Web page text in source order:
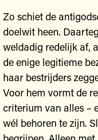
Zo schiet de
doelwit heen.
weldadig redelijk af,
de enige legitieme
haar bestrijders
Voor hem vormt de
criterium van alles –
wél behoren te zijn.